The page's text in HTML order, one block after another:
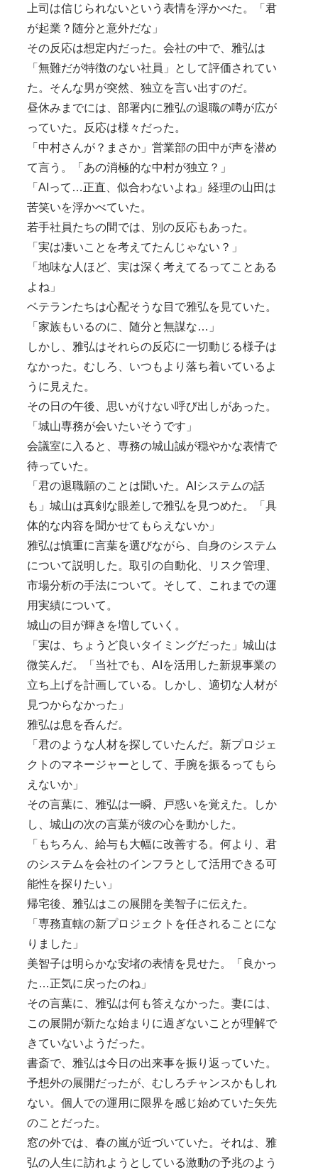
上司は信じられないという表情を浮かべた。「君
が起業？随分と意外だな」
その反応は想定内だった。会社の中で、雅弘は
「無難だが特徴のない社員」として評価されてい
た。そんな男が突然、独立を言い出すのだ。
昼休みまでには、部署内に雅弘の退職の噂が広が
っていた。反応は様々だった。
「中村さんが？まさか」営業部の田中が声を潜め
て言う。「あの消極的な中村が独立？」
「AIって…正直、似合わないよね」経理の山田は
苦笑いを浮かべていた。
若手社員たちの間では、別の反応もあった。
「実は凄いことを考えてたんじゃない？」
「地味な人ほど、実は深く考えてるってことある
よね」
ベテランたちは心配そうな目で雅弘を見ていた。
「家族もいるのに、随分と無謀な…」
しかし、雅弘はそれらの反応に一切動じる様子は
なかった。むしろ、いつもより落ち着いているよ
うに見えた。
その日の午後、思いがけない呼び出しがあった。
「城山専務が会いたいそうです」
会議室に入ると、専務の城山誠が穏やかな表情で
待っていた。
「君の退職願のことは聞いた。AIシステムの話
も」城山は真剣な眼差しで雅弘を見つめた。「具
体的な内容を聞かせてもらえないか」
雅弘は慎重に言葉を選びながら、自身のシステム
について説明した。取引の自動化、リスク管理、
市場分析の手法について。そして、これまでの運
用実績について。
城山の目が輝きを増していく。
「実は、ちょうど良いタイミングだった」城山は
微笑んだ。「当社でも、AIを活用した新規事業の
立ち上げを計画している。しかし、適切な人材が
見つからなかった」
雅弘は息を呑んだ。
「君のような人材を探していたんだ。新プロジェ
クトのマネージャーとして、手腕を振るってもら
えないか」
その言葉に、雅弘は一瞬、戸惑いを覚えた。しか
し、城山の次の言葉が彼の心を動かした。
「もちろん、給与も大幅に改善する。何より、君
のシステムを会社のインフラとして活用できる可
能性を探りたい」
帰宅後、雅弘はこの展開を美智子に伝えた。
「専務直轄の新プロジェクトを任されることにな
りました」
美智子は明らかな安堵の表情を見せた。「良かっ
た…正気に戻ったのね」
その言葉に、雅弘は何も答えなかった。妻には、
この展開が新たな始まりに過ぎないことが理解で
きていないようだった。
書斎で、雅弘は今日の出来事を振り返っていた。
予想外の展開だったが、むしろチャンスかもしれ
ない。個人での運用に限界を感じ始めていた矢先
のことだった。
窓の外では、春の嵐が近づいていた。それは、雅
弘の人生に訪れようとしている激動の予兆のよう